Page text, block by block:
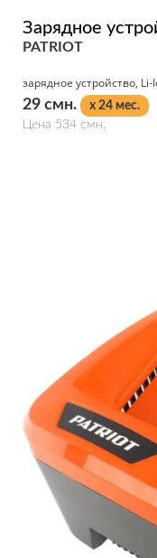
Зарядное
PATRIOT
зарядное устройство,
29 смн.
x 24 мес.
Цена 534 смн.